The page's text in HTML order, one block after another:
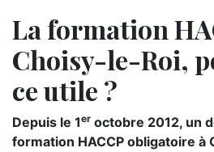
La formation
Choisy-le-Roi,
ce utile ?
Depuis le 1er octobre 2012, un
formation HACCP obligatoire à